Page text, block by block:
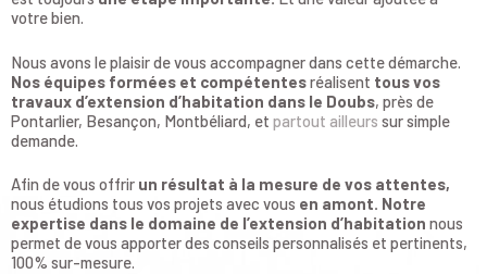
votre bien.
Nous avons le plaisir de vous accompagner dans cette démarche.
Nos équipes formées et compétentesréalisent tous vos
travaux d’extension d’habitation dans le Doubs, près de
Pontarlier, Besançon, Montbéliard, et partout ailleurs sur simple
demande.
Afin de vous offrir un résultat à la mesure de vos attentes,
nous étudions tous vos projets avec vous en amont. Notre
expertise dans le domaine de l’extension d’habitation nous
permet de vous apporter des conseils personnalisés et pertinents,
100% sur-mesure.